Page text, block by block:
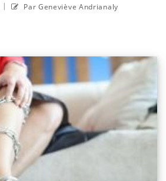
| Par Geneviève Andrianaly